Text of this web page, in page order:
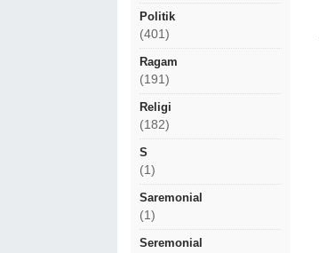
Politik
(401)
Ragam
(191)
Religi
(182)
S
(1)
Saremonial
(1)
Seremonial